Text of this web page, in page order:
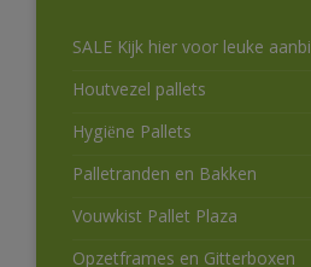
SALE Kijk hier voor leuke
Houtvezel pallets
Hygiëne Pallets
Palletranden en Bakken
Vouwkist Pallet Plaza
Opzetframes en Gitterboxen